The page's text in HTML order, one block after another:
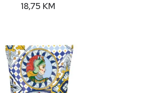
18,75 KM